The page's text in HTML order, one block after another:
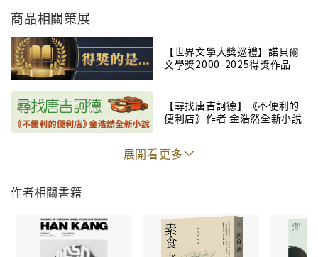
這是韓江在白紙上費力寫下的小說，是描述一切白色事
物的小說。
她以冷靜的筆調，精鍊的詩意文字，寫下蘊含炙熱能量
的冰冷思緒。
白是一切的開始，也是結束。
我們不都是從「白」出來，又走進「白」裡的嗎？
大。幼小的動物中最軟弱的動物，像半月糕一樣白嫩又
〈笑得很白〉
商品相關策展
【世界文學大獎巡禮】諾貝爾
文學獎2000-2025得獎作品
【尋找唐吉訶德】《不便利的
便利店》作者 金浩然全新小說
展開看更多
作者相關書籍